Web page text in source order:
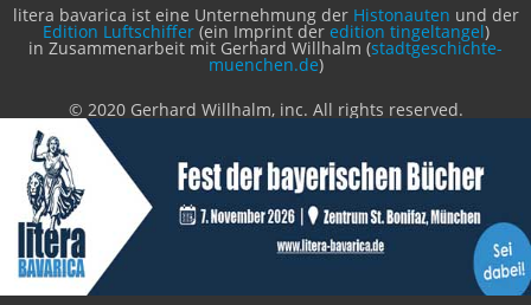
Impressum
Datenschutzerklärung
Kontakt
Fehlendes Buch melden
Newsletter bestellen
Benutzer